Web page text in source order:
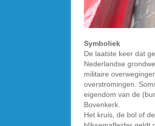
Symboliek
De laatste keer dat
Nederlandse
militaire
overstromingen.
eigendom van de
Bovenkerk.
Het kruis, de bol of